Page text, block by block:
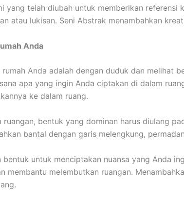
yang telah diubah untuk memberikan
atau lukisan. Seni Abstrak menambahkan
Anda
Anda adalah dengan duduk dan melihat
apa yang ingin Anda ciptakan di dalam
ke dalam ruang.
bentuk yang dominan harus diulang
bantal dengan garis melengkung,
untuk menciptakan nuansa yang Anda
membantu melembutkan ruangan.